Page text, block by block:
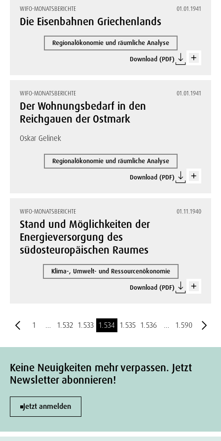
WIFO-MONATSBERICHTE 01.01.1941
Die Eisenbahnen Griechenlands
Regionalökonomie und räumliche Analyse
Download (PDF)
WIFO-MONATSBERICHTE 01.01.1941
Der Wohnungsbedarf in den
Reichgauen der Ostmark
Oskar Gelinek
Regionalökonomie und räumliche Analyse
Download (PDF)
WIFO-MONATSBERICHTE 01.11.1940
Stand und Möglichkeiten der
Energieversorgung des
südosteuropäischen Raumes
Klima-, Umwelt- und Ressourcenökonomie
Download (PDF)
1 … 1.532 1.533 1.534 1.535 1.536 … 1.590
Keine Neuigkeiten mehr verpassen. Jetzt
Newsletter abonnieren!
Jetzt anmelden